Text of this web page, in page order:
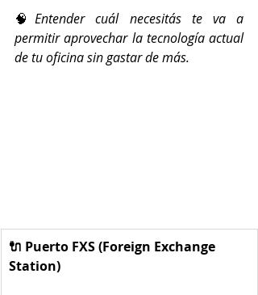
🧠Entender cuál necesitás te va a
permitir aprovechar la tecnología actual
de tu oficina sin gastar de más.
🔌 Puerto FXS (Foreign Exchange
Station)